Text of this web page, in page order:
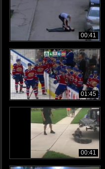
00:41
01:45
00:41